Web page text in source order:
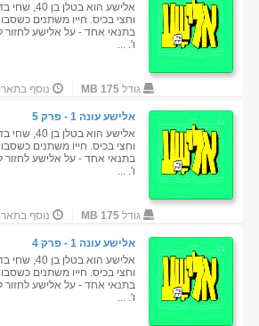
אלישע הוא
וחצי בכיס. חייו משתנים
בתנאי אחד - על אלישע לחזור
ו'. ...
גודל175 MB נוסף
אלישע עונה 1 - פרק 5
אלישע הוא
וחצי בכיס. חייו משתנים
בתנאי אחד - על אלישע לחזור
ו'. ...
גודל175 MB נוסף
אלישע עונה 1 - פרק 4
אלישע הוא
וחצי בכיס. חייו משתנים
בתנאי אחד - על אלישע לחזור
ו'. ...